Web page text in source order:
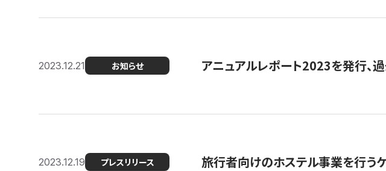
2023.12.21 お知らせ アニュアルレポート2023を発行、
2023.12.19 プレスリリース 旅行者向けのホステル事業を行う